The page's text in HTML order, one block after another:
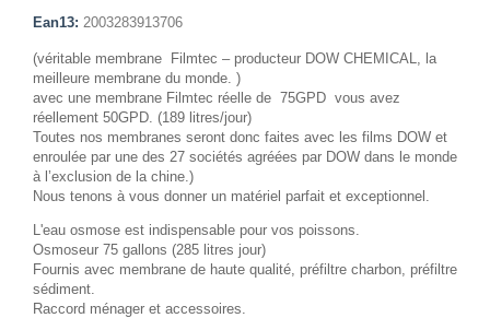
Ean13: 2003283913706
(véritable membrane Filmtec – producteur DOW CHEMICAL, la
meilleure membrane du monde. )
avec une membrane Filmtec réelle de 75GPD vous avez
réellement 50GPD. (189 litres/jour)
Toutes nos membranes seront donc faites avec les films DOW et
enroulée par une des 27 sociétés agréées par DOW dans le monde
à l’exclusion de la chine.)
Nous tenons à vous donner un matériel parfait et exceptionnel.
L'eau osmose est indispensable pour vos poissons.
Osmoseur 75 gallons (285 litres jour)
Fournis avec membrane de haute qualité, préfiltre charbon, préfiltre
sédiment.
Raccord ménager et accessoires.